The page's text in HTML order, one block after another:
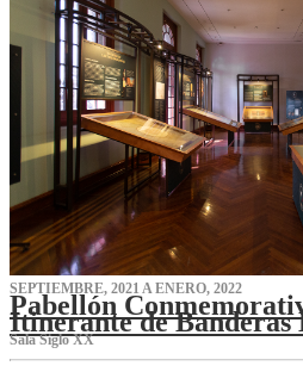
SEPTIEMBRE, 2021 A ENERO, 2022
Pabellón
Itinerante de Banderas
Sala Siglo XX